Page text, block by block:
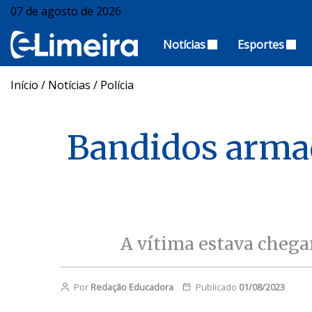
07 de agosto de 2026
Notícias Esportes
Início / Notícias / Polícia
Bandidos
A vítima estava
Por Redação Educadora Publicado 01/08/2023